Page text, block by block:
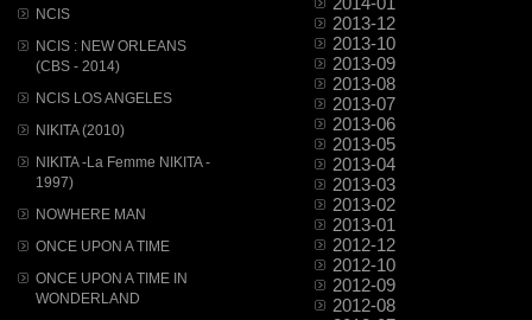
NCIS
NCIS : NEW ORLEANS
(CBS - 2014)
NCIS LOS ANGELES
NIKITA (2010)
NIKITA -La Femme NIKITA -
1997)
NOWHERE MAN
ONCE UPON A TIME
ONCE UPON A TIME IN
WONDERLAND
2013-12
2013-10
2013-09
2013-08
2013-07
2013-06
2013-05
2013-04
2013-03
2013-02
2013-01
2012-12
2012-10
2012-09
2012-08